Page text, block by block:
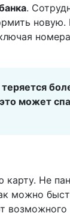
.
новую.
может
Не
можно